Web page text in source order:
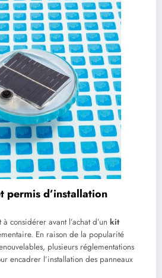
permis d’installation
considérer avant l’achat d’un kit
En raison de la popularité
plusieurs réglementations
encadrer l’installation des panneaux